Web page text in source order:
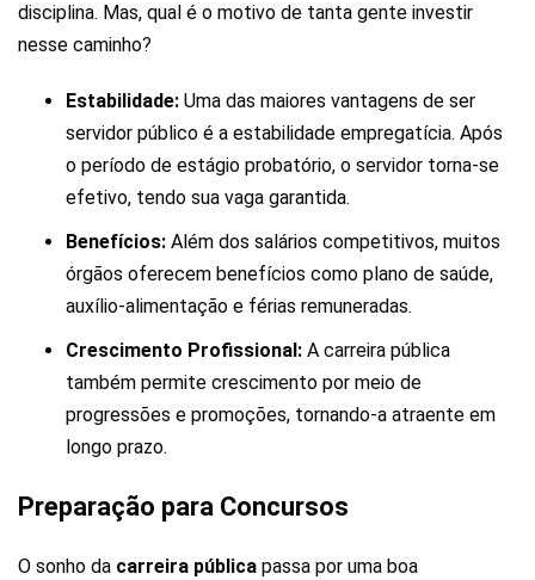
disciplina. Mas, qual é o motivo de tanta gente investir
nesse caminho?
Estabilidade: Uma das maiores vantagens de ser
servidor público é a estabilidade empregatícia. Após
o período de estágio probatório, o servidor torna-se
efetivo, tendo sua vaga garantida.
Benefícios: Além dos salários competitivos, muitos
órgãos oferecem benefícios como plano de saúde,
auxílio-alimentação e férias remuneradas.
Crescimento Profissional: A carreira pública
também permite crescimento por meio de
progressões e promoções, tornando-a atraente em
longo prazo.
Preparação para Concursos
O sonho da carreira pública passa por uma boa